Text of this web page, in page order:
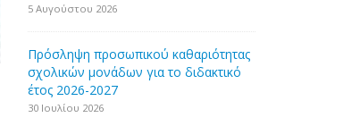
5 Αυγούστου 2026
Πρόσληψη προσωπικού καθαριότητας
σχολικών μονάδων για το διδακτικό
έτος 2026-2027
30 Ιουλίου 2026